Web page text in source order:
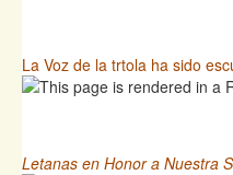
La Voz de la trtola ha sido
Letanas en Honor a Nuestra